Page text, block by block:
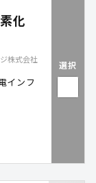
化
株式会社
インフ
選択